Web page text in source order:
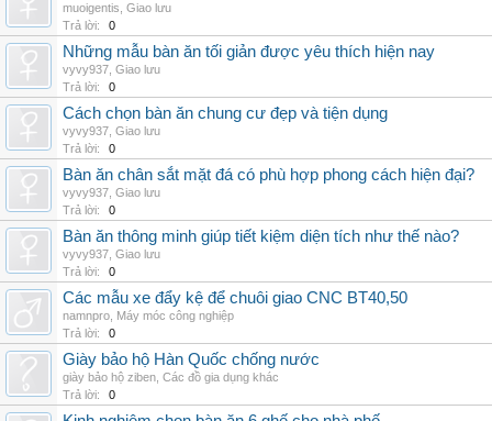
muoigentis Giao lưu
Trả lời:
0
Những mẫu bàn ăn tối giản được yêu thích hiện nay
vyvy937 Giao lưu
Trả lời:
0
Cách chọn bàn ăn chung cư đẹp và tiện dụng
vyvy937 Giao lưu
Trả lời:
0
Bàn ăn chân sắt mặt đá có phù hợp phong cách hiện đại?
vyvy937 Giao lưu
Trả lời:
0
Bàn ăn thông minh giúp tiết kiệm diện tích như thế nào?
vyvy937 Giao lưu
Trả lời:
0
Các mẫu xe đẩy kệ để chuôi giao CNC BT40,50
namnpro Máy móc công nghiệp
Trả lời:
0
Giày bảo hộ Hàn Quốc chống nước
giày bảo hộ ziben Các đồ gia dụng khác
Trả lời:
0